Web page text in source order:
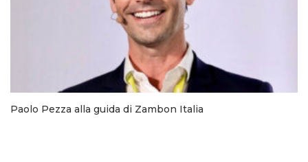
Paolo Pezza alla guida di Zambon Italia